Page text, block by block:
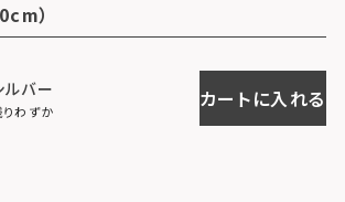
）
ルバー
わずか カートに入れる